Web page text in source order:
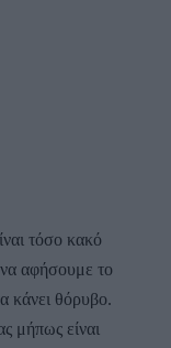
τόσο κακό
αφήσουμε το
κάνει θόρυβο.
μήπως είναι